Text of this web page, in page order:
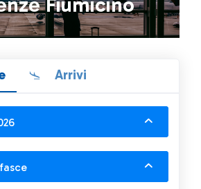
Arrivi